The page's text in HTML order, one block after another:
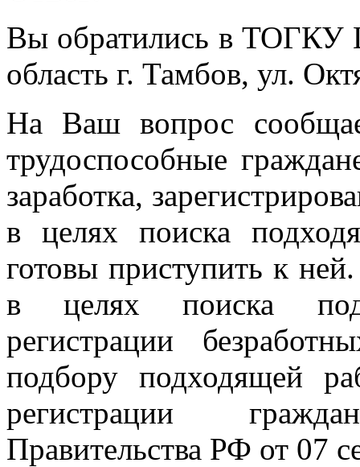
Вы обратились в
область г. Тамбов, ул.
На Ваш вопрос
трудоспособные
заработка,
в целях поиска
готовы приступить к
в целях поиска
регистрации
подбору подходящей
регистрации
Правительства РФ от 07